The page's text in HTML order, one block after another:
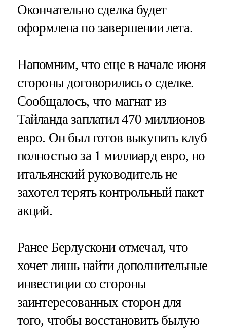
Окончательно сделка будет
оформлена по завершении лета.
Напомним, что еще в начале июня
стороны договорились о сделке.
Сообщалось, что магнат из
Тайланда заплатил 470 миллионов
евро. Он был готов выкупить клуб
полностью за 1 миллиард евро, но
итальянский руководитель не
захотел терять контрольный пакет
акций.
Ранее Берлускони отмечал, что
хочет лишь найти дополнительные
инвестиции со стороны
заинтересованных сторон для
того, чтобы восстановить былую